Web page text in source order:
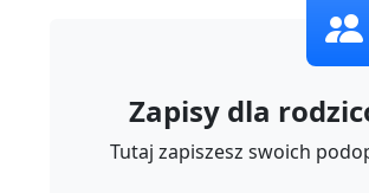
Zapisy dla
Tutaj zapiszesz swoich